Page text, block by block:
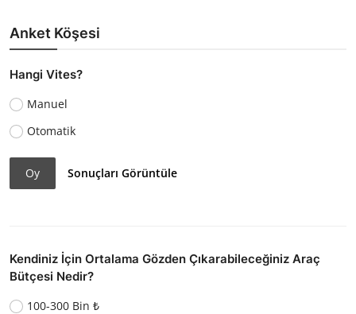
Anket Köşesi
Hangi Vites?
Manuel
Otomatik
Oy Sonuçları Görüntüle
Kendiniz İçin Ortalama Gözden Çıkarabileceğiniz Araç
Bütçesi Nedir?
100-300 Bin ₺